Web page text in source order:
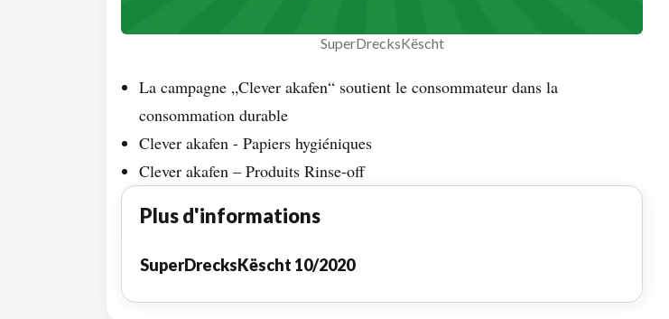
SuperDrecksKëscht
La campagne „Clever akafen“ soutient le consommateur dans la
consommation durable
Clever akafen - Papiers hygiéniques
Clever akafen – Produits Rinse-off
Plus d'informations
SuperDrecksKëscht 10/2020